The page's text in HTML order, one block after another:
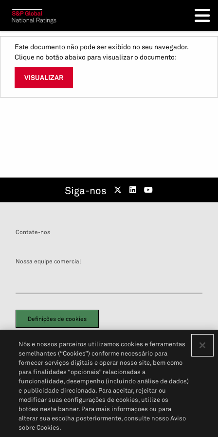
Este documento não pode ser exibido no seu navegador.
Clique no botão abaixo para visualizar o documento:
VISUALIZAR
Siga-nos
Contate-nos
Nossa equipe comercial
Definições de cookies
Política de PrivacidadePortal de privacidade do cliente (em inglês)
Não Venda Minhas Informações Pessoais© 2026 S&P Global
Nós e nossos parceiros utilizamos cookies e ferramentas
semelhantes (“Cookies”) conforme necessário para
fornecer serviços digitais e operar nosso site, bem como
para finalidades “opcionais” relacionadas a
funcionalidade, desempenho (incluindo análise de dados)
e publicidade direcionada. Para aceitar, rejeitar ou
modificar suas configurações de cookies, utilize os
botões neste banner. Para mais informações ou para
alterar sua escolha posteriormente, consulte nosso Aviso
sobre Cookies.